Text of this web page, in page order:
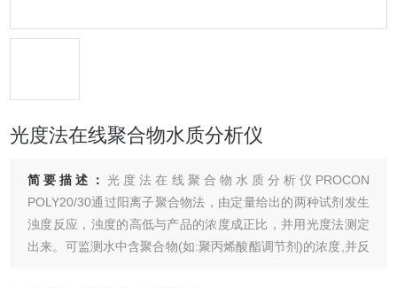
光度法在线聚合物水质分析仪
简要描述：光度法在线聚合物水质分析仪PROCON
POLY20/30通过阳离子聚合物法，由定量给出的两种试剂发生
浊度反应，浊度的高低与产品的浓度成正比，并用光度法测定
出来。可监测水中含聚合物(如:聚丙烯酸酯调节剂)的浓度,并反